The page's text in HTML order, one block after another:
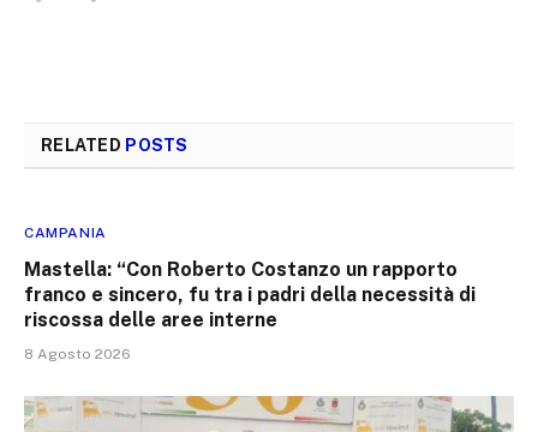
RELATED POSTS
CAMPANIA
Mastella: “Con Roberto Costanzo un rapporto
franco e sincero, fu tra i padri della necessità di
riscossa delle aree interne
8 Agosto 2026